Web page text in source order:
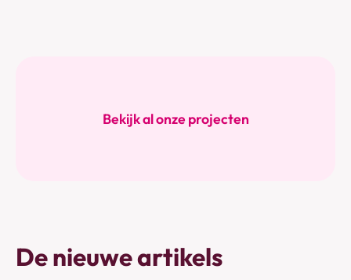
Bekijk al onze projecten
De nieuwe artikels